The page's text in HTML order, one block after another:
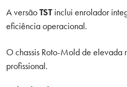
A versãoTST inclui enrolador
eficiência operacional.
O chassis Roto-Mold de elevada
profissional.